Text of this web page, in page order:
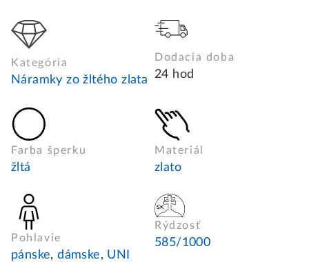
Kategória
Náramky zo žltého zlata
Dodacia doba
24 hod
Farba šperku
žltá
Materiál
zlato
Pohlavie
pánske,dámske, UNI
Rýdzosť
585/1000